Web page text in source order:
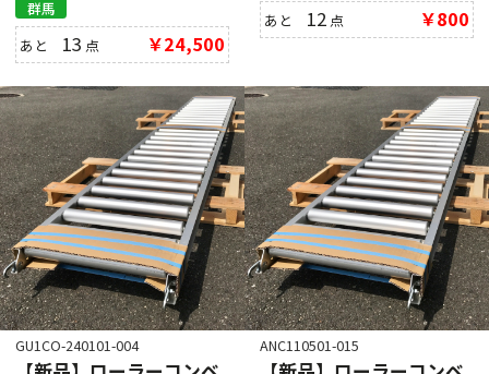
群馬
あと 13 点 ￥24,500
あと 12 点 ￥800
GU1CO-240101-004 ANC110501-015